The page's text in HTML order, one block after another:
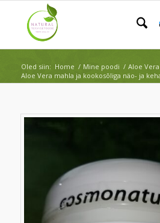
Oled siin: Home / Mine poodi / Aloe Vera
Aloe Vera mahla ja kookosõliga näo- ja